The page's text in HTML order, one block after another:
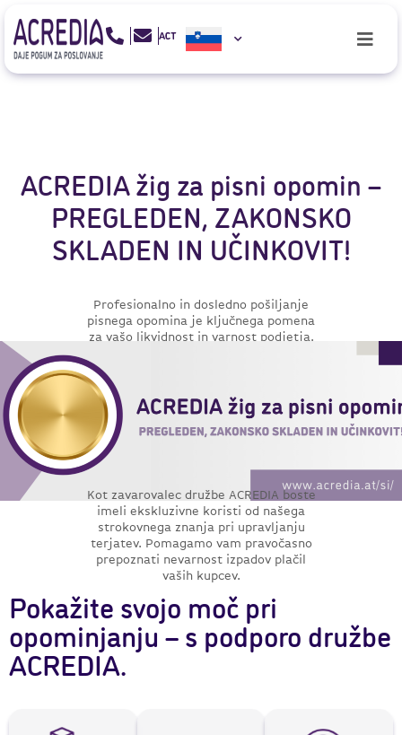
ACREDIA žig za pisni opomin –
PREGLEDEN, ZAKONSKO
SKLADEN IN UČINKOVIT!
Profesionalno in dosledno pošiljanje
pisnega opomina je ključnega pomena
za vašo likvidnost in varnost podjetja.
Kot zavarovalec družbe ACREDIA boste
imeli ekskluzivne koristi od našega
strokovnega znanja pri upravljanju
terjatev. Pomagamo vam pravočasno
prepoznati nevarnost izpadov plačil
vaših kupcev.
Pokažite svojo moč pri
opominjanju – s podporo družbe
ACREDIA.